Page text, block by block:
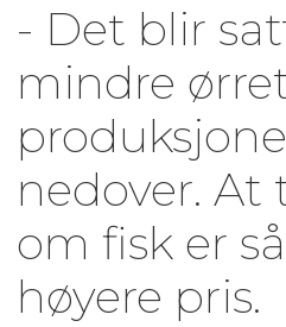
- Det blir
mindre
nedover.
om fisk er
høyere pris.